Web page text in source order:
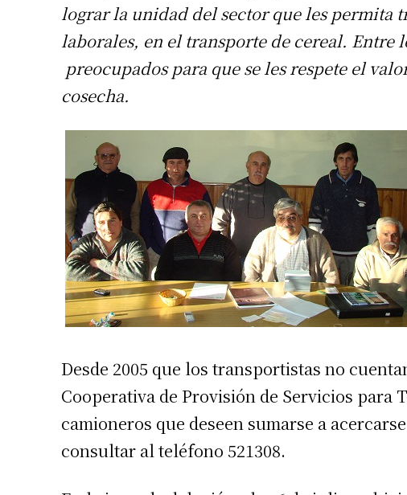
lograr la unidad del sector que les permita
laborales, en el transporte de cereal. Entre
preocupados para que se les respete el
cosecha.
Desde 2005 que los transportistas no
Cooperativa de Provisión de Servicios para
camioneros que deseen sumarse a
consultar al teléfono 521308.